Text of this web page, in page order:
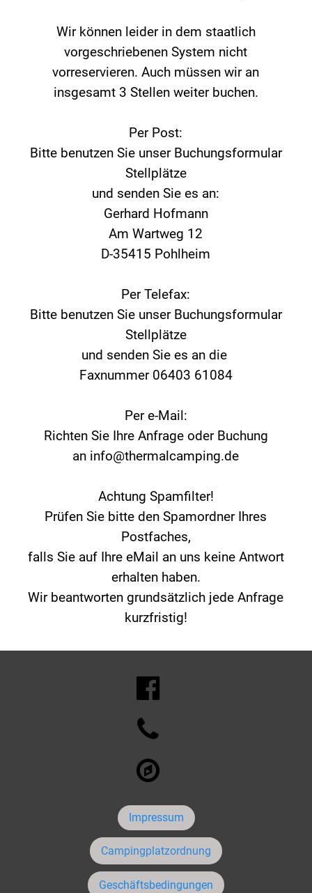
Wir können leider in dem staatlich
vorgeschriebenen System nicht
vorreservieren. Auch müssen wir an
insgesamt 3 Stellen weiter buchen.
Per Post:
Bitte benutzen Sie unser Buchungsformular
Stellplätze
und senden Sie es an:
Gerhard Hofmann
Am Wartweg 12
D-35415 Pohlheim
Per Telefax:
Bitte benutzen Sie unser Buchungsformular
Stellplätze
und senden Sie es an die
Faxnummer 06403 61084
Per e-Mail:
Richten Sie Ihre Anfrage oder Buchung
an info@thermalcamping.de
Achtung Spamfilter!
Prüfen Sie bitte den Spamordner Ihres
Postfaches,
falls Sie auf Ihre eMail an uns keine Antwort
erhalten haben.
Wir beantworten grundsätzlich jede Anfrage
kurzfristig!



Impressum
Campingplatzordnung
Geschäftsbedingungen